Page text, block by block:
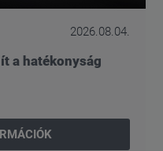
2026.08.04.
a hatékonyság